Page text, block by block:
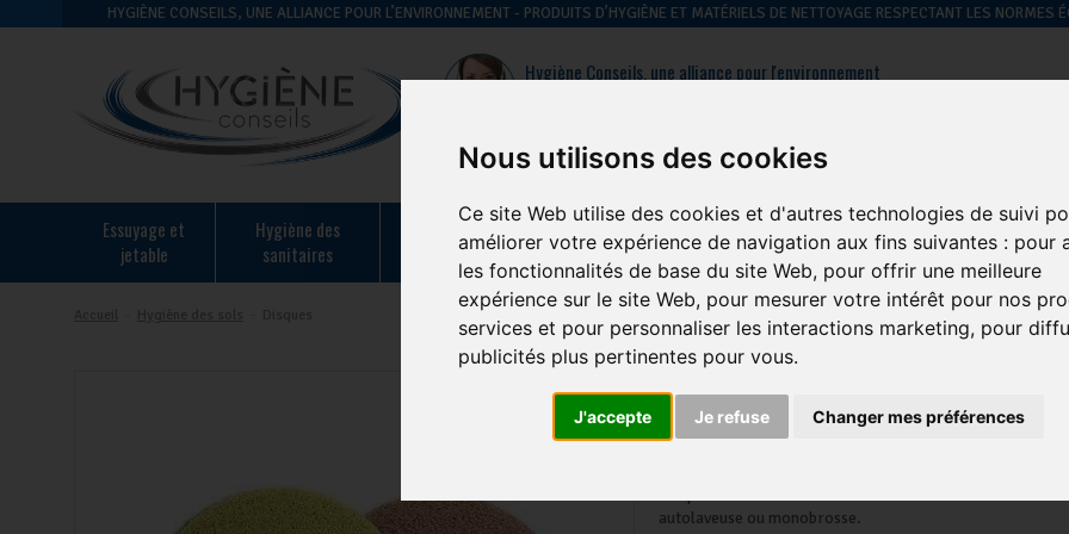
Nous utilisons des cookies
Ce site Web utilise des cookies et d'autres technologies de suivi
améliorer votre expérience de navigation aux fins suivantes : pour
les fonctionnalités de base du site Web, pour offrir une meilleure
expérience sur le site Web, pour mesurer votre intérêt pour nos
services et pour personnaliser les interactions marketing, pour
publicités plus pertinentes pour vous.
J'accepte Je refuse Changer mes préférences
HYGIÈNE CONSEILS, UNE ALLIANCE POUR L’ENVIRONNEMENT - PRODUITS D’HYGIÈNE ET MATÉRIELS DE NETTOYAGE RESPECTANT LES NORMES
Hygiène Conseils, une alliance pour l'environnement
essuyage et
jetable
hygiène des
sanitaires
restauration
hygiène des
sols
hygiène du
linge
hygiène
générale
gestion des
déchets
Disque 3M Terre De Sienne
choix
autolaveuse ou monobrosse.